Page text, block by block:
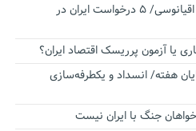
اقتدار ناوگروه ۱۰۳ در مأموریت‌ اقیانوسی/ ۵ درخواست ایران در
یا آزمون پرریسک اقتصاد ایران؟
هفته/ انسداد و یکطرفه‌سازی
جنگ با ایران نیست